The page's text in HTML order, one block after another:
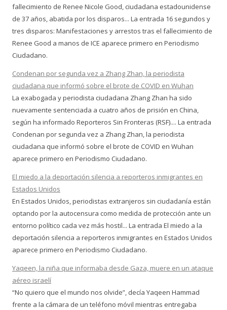
fallecimiento de Renee Nicole Good, ciudadana estadounidense
de 37 años, abatida por los disparos... La entrada 16 segundos y
tres disparos: Manifestaciones y arrestos tras el fallecimiento de
Renee Good a manos de ICE aparece primero en Periodismo
Ciudadano.
Condenan por segunda vez a Zhang Zhan, la periodista
ciudadana que informó sobre el brote de COVID en Wuhan
La exabogada y periodista ciudadana Zhang Zhan ha sido
nuevamente sentenciada a cuatro años de prisión en China,
según ha informado Reporteros Sin Fronteras (RSF).... La entrada
Condenan por segunda vez a Zhang Zhan, la periodista
ciudadana que informó sobre el brote de COVID en Wuhan
aparece primero en Periodismo Ciudadano.
El miedo a la deportación silencia a reporteros inmigrantes en
Estados Unidos
En Estados Unidos, periodistas extranjeros sin ciudadanía están
optando por la autocensura como medida de protección ante un
entorno político cada vez más hostil... La entrada El miedo a la
deportación silencia a reporteros inmigrantes en Estados Unidos
aparece primero en Periodismo Ciudadano.
Yaqeen, la niña que informaba desde Gaza, muere en un ataque
aéreo israelí
“No quiero que el mundo nos olvide”, decía Yaqeen Hammad
frente a la cámara de un teléfono móvil mientras entregaba